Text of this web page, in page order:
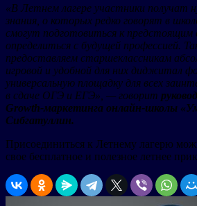
«В Летнем лагере участники получат
знания, о которых редко говорят в
смогут подготовиться к предстоящим
определиться с будущей профессией.
предоставляем старшеклассникам
игровой и удобной для них диджитал
универсальную площадку для всех
в сдаче ОГЭ и ЕГЭ», — говорит
Growth-маркетинга онлайн-школы
Сибгатуллин.
Присоединиться к Летнему лагерю
свое бесплатное и полезное летнее